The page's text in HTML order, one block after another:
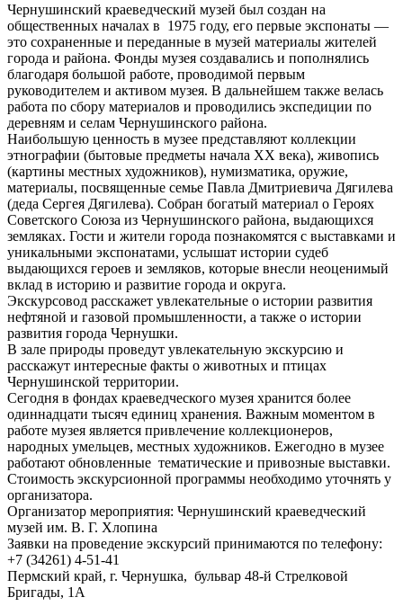
Чернушинский краеведческий музей был создан на
общественных началах в 1975 году, его первые экспонаты —
это сохраненные и переданные в музей материалы жителей
города и района. Фонды музея создавались и пополнялись
благодаря большой работе, проводимой первым
руководителем и активом музея. В дальнейшем также велась
работа по сбору материалов и проводились экспедиции по
деревням и селам Чернушинского района.
Наибольшую ценность в музее представляют коллекции
этнографии (бытовые предметы начала XX века), живопись
(картины местных художников), нумизматика, оружие,
материалы, посвященные семье Павла Дмитриевича Дягилева
(деда Сергея Дягилева). Собран богатый материал о Героях
Советского Союза из Чернушинского района, выдающихся
земляках. Гости и жители города познакомятся с выставками и
уникальными экспонатами, услышат истории судеб
выдающихся героев и земляков, которые внесли неоценимый
вклад в историю и развитие города и округа.
Экскурсовод расскажет увлекательные о истории развития
нефтяной и газовой промышленности, а также о истории
развития города Чернушки.
В зале природы проведут увлекательную экскурсию и
расскажут интересные факты о животных и птицах
Чернушинской территории.
Сегодня в фондах краеведческого музея хранится более
одиннадцати тысяч единиц хранения. Важным моментом в
работе музея является привлечение коллекционеров,
народных умельцев, местных художников. Ежегодно в музее
работают обновленные тематические и привозные выставки.
Стоимость экскурсионной программы необходимо уточнять у
организатора.
Организатор мероприятия: Чернушинский краеведческий
музей им. В. Г. Хлопина
Заявки на проведение экскурсий принимаются по телефону:
+7 (34261) 4-51-41
Пермский край, г. Чернушка, бульвар 48-й Стрелковой
Бригады, 1А